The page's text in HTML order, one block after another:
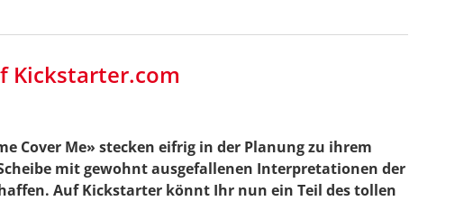
Kickstarter.com
Cover Me» stecken eifrig in der Planung zu ihrem
mit gewohnt ausgefallenen Interpretationen der
Auf Kickstarter könnt Ihr nun ein Teil des tollen